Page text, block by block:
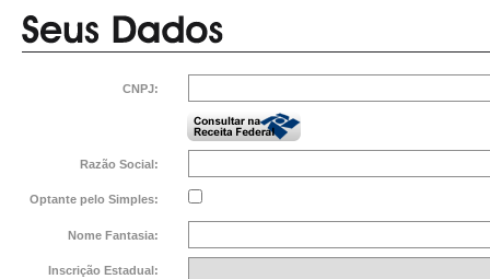
CNPJ:
Razão Social:
Optante pelo Simples:
Nome Fantasia:
Inscrição Estadual: